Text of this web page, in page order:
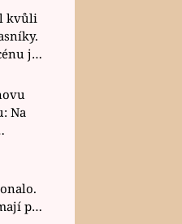
kvůli
jel
Na
po